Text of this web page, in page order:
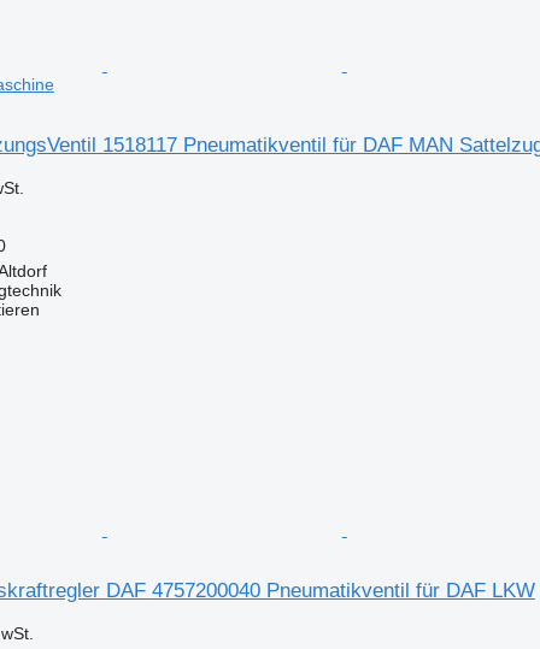
1518117 Pneumatikventil für DAF MAN
DAF 4757200040 Pneumatikventil für DAF LKW